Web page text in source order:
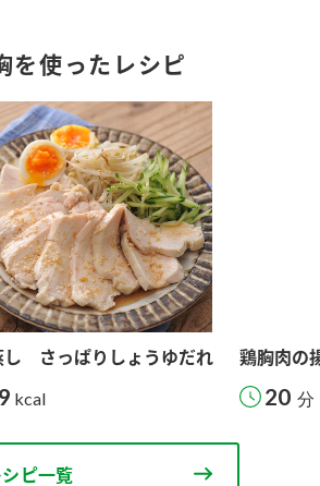
を使ったレシピ
し さっぱりしょうゆだれ
kcal
鶏胸肉の
20 分
ピ一覧